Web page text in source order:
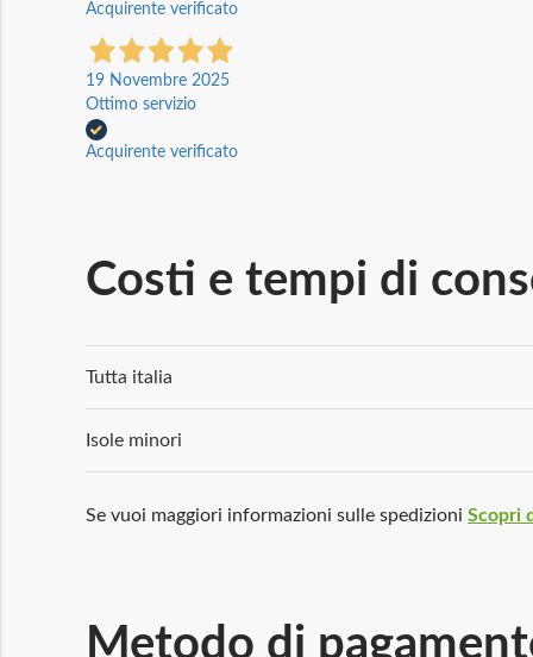
Acquirente verificato
19 Novembre 2025
Ottimo servizio
Acquirente verificato
Costi e tempi di
Tutta italia
Isole minori
Se vuoi maggiori informazioni sulle spedizioni Scopri
Metodo di